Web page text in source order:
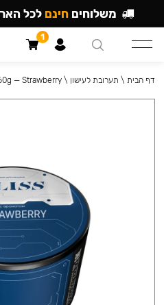
דף הבית \ תערובת לעישון \
— Strawberry
משלוחים חינם לכל
1